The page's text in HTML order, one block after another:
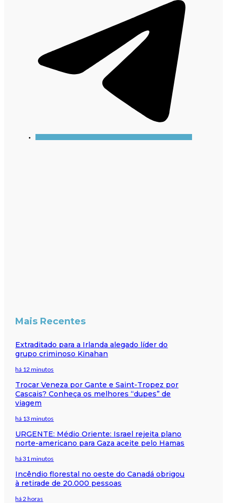
Mais Recentes
Extraditado para a Irlanda alegado líder do
grupo criminoso Kinahan
há 12 minutos
Trocar Veneza por Gante e Saint-Tropez por
Cascais? Conheça os melhores “dupes” de
viagem
há 13 minutos
URGENTE: Médio Oriente: Israel rejeita plano
norte-americano para Gaza aceite pelo Hamas
há 31 minutos
Incêndio florestal no oeste do Canadá obrigou
à retirade de 20.000 pessoas
há 2 horas